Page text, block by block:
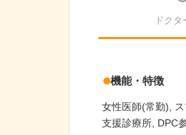
ドクタ
機能・特徴
女性医師(常勤)
支援診療所 DPC